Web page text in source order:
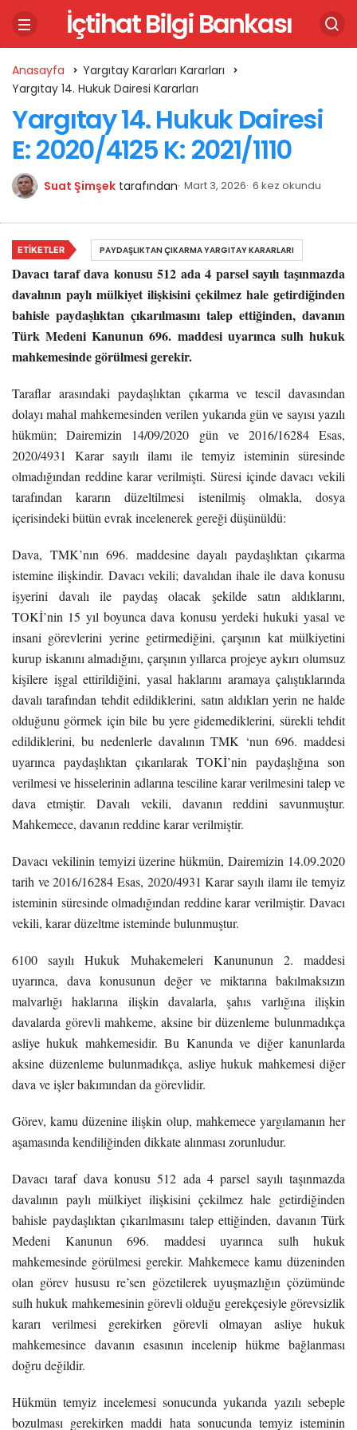
İçtihat Bilgi Bankası
Anasayfa
Yargıtay Kararları Kararları
Yargıtay 14. Hukuk Dairesi Kararları
Yargıtay 14. Hukuk Dairesi
E: 2020/4125 K: 2021/1110
Suat Şimşek tarafından Mart 3, 2026 6 kez okundu
Davacı taraf dava konusu 512 ada 4 parsel sayılı taşınmazda
davalının paylı mülkiyet ilişkisini çekilmez hale getirdiğinden
bahisle paydaşlıktan çıkarılmasını talep ettiğinden, davanın
Türk Medeni Kanunun 696. maddesi uyarınca sulh hukuk
mahkemesinde görülmesi gerekir.
Taraflar arasındaki paydaşlıktan çıkarma ve tescil davasından
dolayı mahal mahkemesinden verilen yukarıda gün ve sayısı yazılı
hükmün; Dairemizin 14/09/2020 gün ve 2016/16284 Esas,
2020/4931 Karar sayılı ilamı ile temyiz isteminin süresinde
olmadığından reddine karar verilmişti. Süresi içinde davacı vekili
tarafından kararın düzeltilmesi istenilmiş olmakla, dosya
içerisindeki bütün evrak incelenerek gereği düşünüldü:
Dava, TMK’nın 696. maddesine dayalı paydaşlıktan çıkarma
istemine ilişkindir. Davacı vekili; davalıdan ihale ile dava konusu
işyerini davalı ile paydaş olacak şekilde satın aldıklarını,
TOKİ’nin 15 yıl boyunca dava konusu yerdeki hukuki yasal ve
insani görevlerini yerine getirmediğini, çarşının kat mülkiyetini
kurup iskanını almadığını, çarşının yıllarca projeye aykırı olumsuz
kişilere işgal ettirildiğini, yasal haklarını aramaya çalıştıklarında
davalı tarafından tehdit edildiklerini, satın aldıkları yerin ne halde
olduğunu görmek için bile bu yere gidemediklerini, sürekli tehdit
edildiklerini, bu nedenlerle davalının TMK ‘nun 696. maddesi
uyarınca paydaşlıktan çıkarılarak TOKİ’nin paydaşlığına son
verilmesi ve hisselerinin adlarına tesciline karar verilmesini talep ve
dava etmiştir. Davalı vekili, davanın reddini savunmuştur.
Mahkemece, davanın reddine karar verilmiştir.
Davacı vekilinin temyizi üzerine hükmün, Dairemizin 14.09.2020
tarih ve 2016/16284 Esas, 2020/4931 Karar sayılı ilamı ile temyiz
isteminin süresinde olmadığından reddine karar verilmiştir. Davacı
vekili, karar düzeltme isteminde bulunmuştur.
6100 sayılı Hukuk Muhakemeleri Kanununun 2. maddesi
uyarınca, dava konusunun değer ve miktarına bakılmaksızın
malvarlığı haklarına ilişkin davalarla, şahıs varlığına ilişkin
davalarda görevli mahkeme, aksine bir düzenleme bulunmadıkça
asliye hukuk mahkemesidir. Bu Kanunda ve diğer kanunlarda
aksine düzenleme bulunmadıkça, asliye hukuk mahkemesi diğer
dava ve işler bakımından da görevlidir.
Görev, kamu düzenine ilişkin olup, mahkemece yargılamanın her
aşamasında kendiliğinden dikkate alınması zorunludur.
Davacı taraf dava konusu 512 ada 4 parsel sayılı taşınmazda
davalının paylı mülkiyet ilişkisini çekilmez hale getirdiğinden
bahisle paydaşlıktan çıkarılmasını talep ettiğinden, davanın Türk
Medeni Kanunun 696. maddesi uyarınca sulh hukuk
mahkemesinde görülmesi gerekir. Mahkemece kamu düzeninden
olan görev hususu re’sen gözetilerek uyuşmazlığın çözümünde
sulh hukuk mahkemesinin görevli olduğu gerekçesiyle görevsizlik
kararı verilmesi gerekirken görevli olmayan asliye hukuk
mahkemesince davanın esasının incelenip hükme bağlanması
doğru değildir.
Hükmün temyiz incelemesi sonucunda yukarıda yazılı sebeple
bozulması gerekirken maddi hata sonucunda temyiz isteminin
ETIKETLER PAYDAŞLIKTAN ÇIKARMA YARGITAY KARARLARI